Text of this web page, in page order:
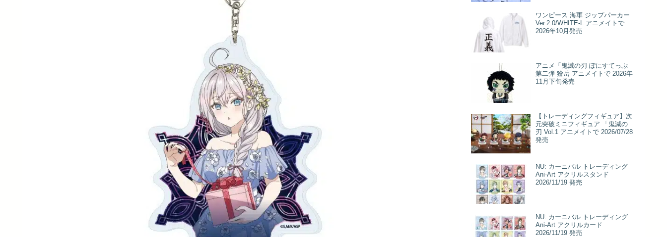
ワンピース 海軍 ジップパーカー
Ver.2.0/WHITE-L アニメイトで
2026年10月発売
アニメ「鬼滅の刃 ぽにすてっぷ
第二弾 獪岳 アニメイトで 2026年
11月下旬発売
【トレーディングフィギュア】次
元突破ミニフィギュア 「鬼滅の
刃 Vol.1 アニメイトで 2026/07/28
発売
NU: カーニバル トレーディング
Ani-Art アクリルスタンド
2026/11/19 発売
NU: カーニバル トレーディング
Ani-Art アクリルカード
2026/11/19 発売